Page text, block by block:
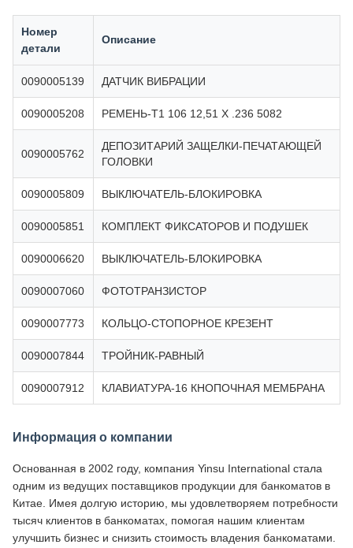
Номер
детали
Описание
0090005139 ДАТЧИК ВИБРАЦИИ
0090005208 РЕМЕНЬ-T1 106 12,51 X .236 5082
0090005762
ДЕПОЗИТАРИЙ ЗАЩЕЛКИ-ПЕЧАТАЮЩЕЙ
ГОЛОВКИ
0090005809 ВЫКЛЮЧАТЕЛЬ-БЛОКИРОВКА
0090005851 КОМПЛЕКТ ФИКСАТОРОВ И ПОДУШЕК
0090006620 ВЫКЛЮЧАТЕЛЬ-БЛОКИРОВКА
0090007060 ФОТОТРАНЗИСТОР
0090007773 КОЛЬЦО-СТОПОРНОЕ КРЕЗЕНТ
0090007844 ТРОЙНИК-РАВНЫЙ
0090007912 КЛАВИАТУРА-16 КНОПОЧНАЯ МЕМБРАНА
Информация о компании
Основанная в 2002 году, компания Yinsu International стала
одним из ведущих поставщиков продукции для банкоматов в
Китае. Имея долгую историю, мы удовлетворяем потребности
тысяч клиентов в банкоматах, помогая нашим клиентам
улучшить бизнес и снизить стоимость владения банкоматами.